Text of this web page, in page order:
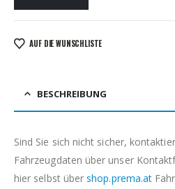
AUF DIE WUNSCHLISTE
BESCHREIBUNG
Sind Sie sich nicht sicher,
Fahrzeugdaten über unser
hier selbst übershop.prema.at